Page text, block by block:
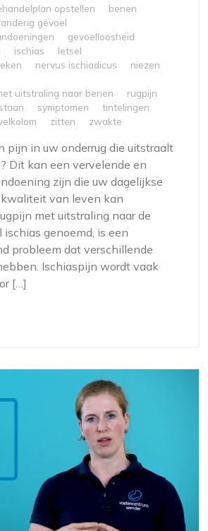
opstellen
benen
gevoel
gevoelloosheid
ischias
letsel
nervus ischiadicus
niezen
uitstraling naar benen
rugpijn
staan symptomen
tintelingen
zitten zwakte
pijn in uw onderrug die uitstraalt
Dit kan een vervelende en
zijn die uw dagelijkse
van leven kan
met uitstraling naar de
genoemd, is een
probleem dat verschillende
Ischiaspijn wordt vaak
[…]